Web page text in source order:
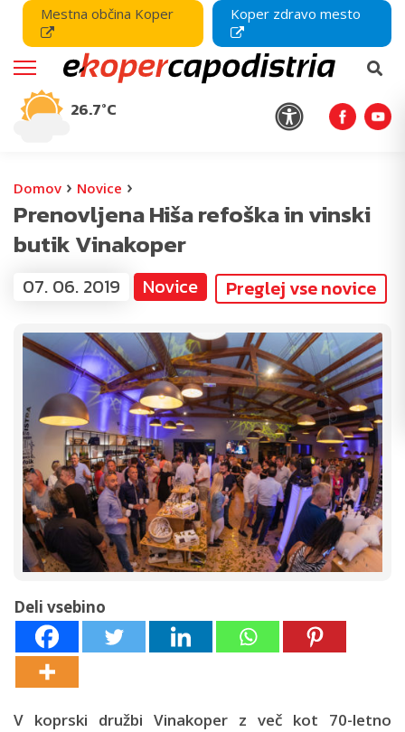
Mestna občina Koper Koper zdravo mesto
26.7°C
Domov › Novice ›
Prenovljena Hiša refoška in vinski
butik Vinakoper
07. 06. 2019 Novice Preglej vse novice
Deli vsebino
V koprski družbi Vinakoper z več kot 70-letno